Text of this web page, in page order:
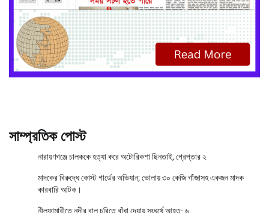
সাম্প্রতিক পোস্ট
নারায়ণগঞ্জে চালককে হত্যা করে অটোরিকশা ছিনতাই, গ্রেপ্তার ২
মাদকের বিরুদ্ধে কোস্ট গার্ডের অভিযান; ভোলায় ৩০ কেজি গাঁজাসহ একজন মাদক
কারবারি আটক।
নীলফামারীতে নদীর বালু চুরিতে বাঁধা দেয়ায় সংঘর্ষে আহত- ৬